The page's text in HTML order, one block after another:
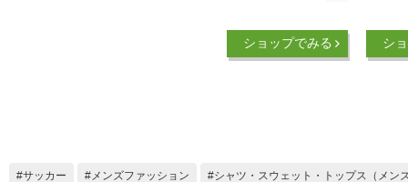
2024年継続モデル
【 32MA1195 ロング
365日出荷】【メー
ショップでみる
汗速乾
ツ ブ
サイ
シ
サッカー メンズファッション シャツ・スウェット・トップス（メン